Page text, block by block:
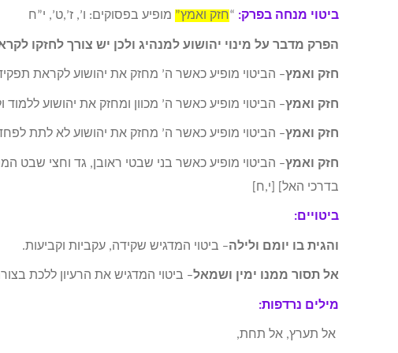
ביטוי מנחה בפרק: “חזק ואמץ” מופיע בפסוקים: ו’, ז’,ט’, י”ח
הפרק מדבר על מינוי יהושוע למנהיג ולכן יש צורך לחזקו
חזק ואמץ– הביטוי מופיע כאשר ה’ מחזק את יהושוע לקראת
חזק ואמץ– הביטוי מופיע כאשר ה’ מכוון ומחזק את יהושוע ללמוד
חזק ואמץ– הביטוי מופיע כאשר ה’ מחזק את יהושוע לא לתת
חזק ואמץ– הביטוי מופיע כאשר בני שבטי ראובן, גד וחצי שבט
בדרכי האל] [י,ח]
ביטויים:
והגית בו יומם ולילה– ביטוי המדגיש שקידה, עקביות וקביעות.
אל תסור ממנו ימין ושמאל– ביטוי המדגיש את הרעיון ללכת
מילים נרדפות:
אל תערץ, אל תחת,